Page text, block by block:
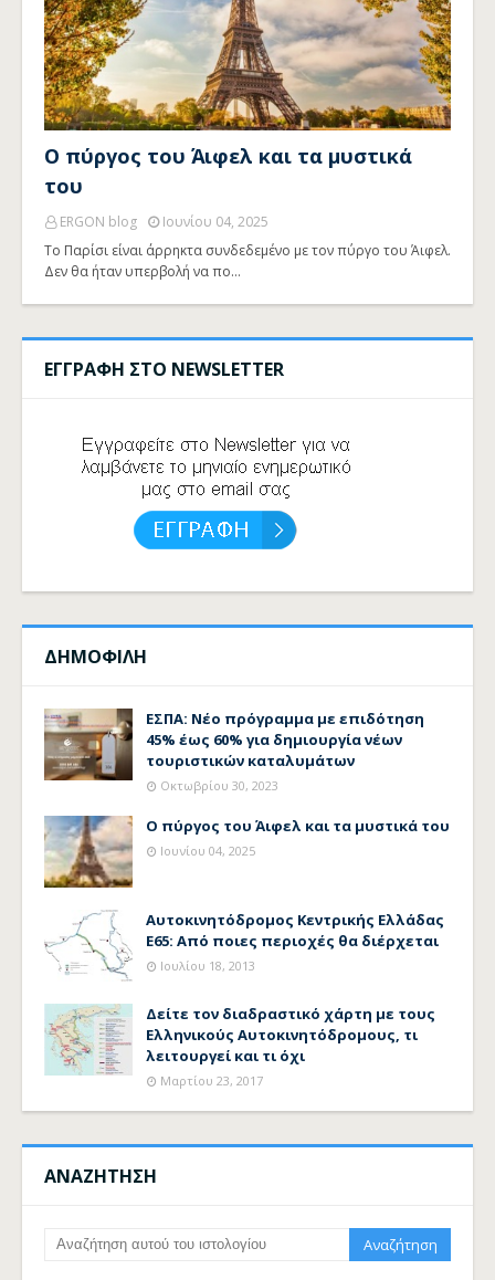
Ο πύργος του Άιφελ και τα μυστικά
του
ERGON blog
Ιουνίου 04, 2025
Το Παρίσι είναι άρρηκτα συνδεδεμένο με τον πύργο του Άιφελ.
Δεν θα ήταν υπερβολή να πο…
ΕΓΓΡΑΦΗ ΣΤΟ NEWSLETTER
ΔΗΜΟΦΙΛΗ
ΕΣΠΑ: Νέο πρόγραμμα με επιδότηση
45% έως 60% για δημιουργία νέων
τουριστικών καταλυμάτων
Οκτωβρίου 30, 2023
Ο πύργος του Άιφελ και τα μυστικά του
Ιουνίου 04, 2025
Αυτοκινητόδρομος Κεντρικής Ελλάδας
Ε65: Από ποιες περιοχές θα διέρχεται
Ιουλίου 18, 2013
Δείτε τον διαδραστικό χάρτη με τους
Ελληνικούς Αυτοκινητόδρομους, τι
λειτουργεί και τι όχι
Μαρτίου 23, 2017
ΑΝΑΖΗΤΗΣΗ